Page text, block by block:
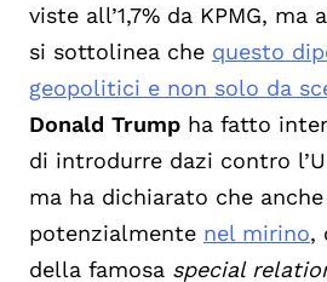
viste all’1,7% da KPMG,
si sottolinea che questo
geopolitici e non solo da
Donald Trump ha fatto
di introdurre dazi contro
ma ha dichiarato che
potenzialmente nel mirino,
della famosa special